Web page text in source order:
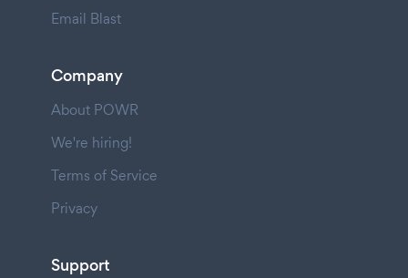
Email Blast
Company
About POWR
We're hiring!
Terms of Service
Privacy
Support